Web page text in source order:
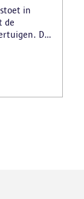
in
de
De
hadden
had.